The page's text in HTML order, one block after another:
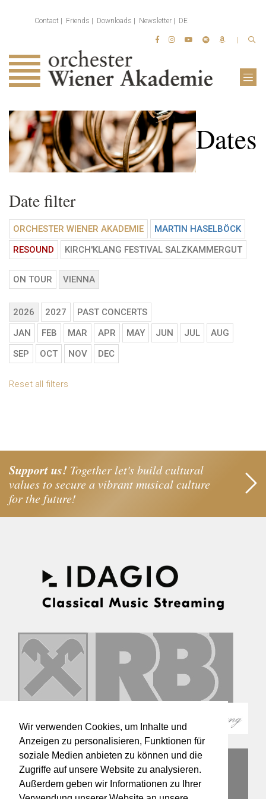
Wir verwenden Cookies, um Inhalte und
Anzeigen zu personalisieren, Funktionen für
soziale Medien anbieten zu können und die
Zugriffe auf unsere Website zu analysieren.
Außerdem geben wir Informationen zu Ihrer
Contact Friends Downloads Newsletter DE
Dates
Date filter
ORCHESTER WIENER AKADEMIE
MARTIN HASELBÖCK
RESOUND
KIRCH'KLANG FESTIVAL SALZKAMMERGUT
ON TOUR VIENNA
2026 2027
PAST CONCERTS
JAN
FEB MAR APR MAY JUN JUL
AUG
SEP
OCT NOV DEC
Reset all filters
Support us! Together let's build cultural
values to secure a vibrant musical culture
for the future!